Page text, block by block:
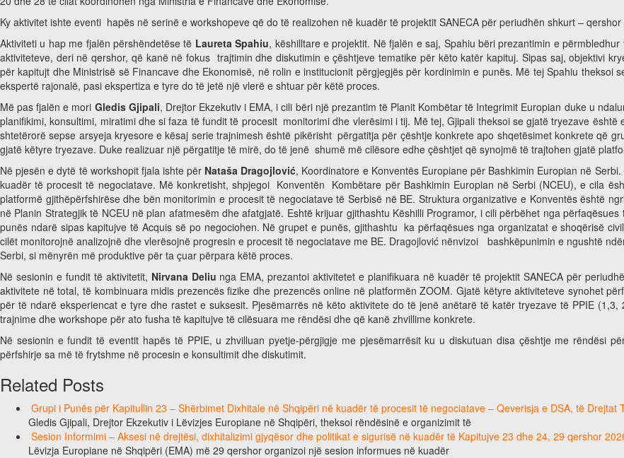
Ky aktivitet ishte eventi hapës në serinë e workshopeve që do të realizohen në kuadër të projektit SANECA për periudhën shkurt – qershor
Aktiviteti u hap me fjalën përshëndetëse të Laureta Spahiu, këshilltare e projektit. Në fjalën e saj, Spahiu bëri prezantimin e
aktiviteteve, deri në qershor, që kanë në fokus trajtimin dhe diskutimin e çështjeve tematike për këto katër kapituj. Sipas saj, objektivi
për kapitujt dhe Ministrisë së Financave dhe Ekonomisë, në rolin e institucionit përgjegjës për kordinimin e punës. Më tej Spahiu
ekspertë rajonalë, pasi ekspertiza e tyre do të jetë një vlerë e shtuar për këtë proces.
Më pas fjalën e mori Gledis Gjipali, Drejtor Ekzekutiv i EMA, i cili bëri një prezantim të Planit Kombëtar të Integrimit Europian duke u
planifikimi, konsultimi, miratimi dhe si faza të fundit të procesit monitorimi dhe vlerësimi i tij. Më tej, Gjipali theksoi se gjatë tryezave
shtetërorë sepse arsyeja kryesore e kësaj serie trajnimesh është pikërisht përgatitja për çështje konkrete apo shqetësimet konkrete që
gjatë këtyre tryezave. Duke realizuar një përgatitje të mirë, do të jenë shumë më cilësore edhe çështjet që synojmë të trajtohen gjatë
Në pjesën e dytë të workshopit fjala ishte për Nataša Dragojlović, Koordinatore e Konventës Europiane për Bashkimin Europian në
kuadër të procesit të negociatave. Më konkretisht, shpjegoi Konventën Kombëtare për Bashkimin Europian në Serbi (NCEU), e cila
platformë gjithëpërfshirëse dhe bën monitorimin e procesit të negociatave të Serbisë në BE. Struktura organizative e Konventës është
në Planin Strategjik të NCEU në plan afatmesëm dhe afatgjatë. Eshtë krijuar gjithashtu Këshilli Programor, i cili përbëhet nga
punës ndarë sipas kapitujve të Acquis së po negociohen. Në grupet e punës, gjithashtu ka përfaqësues nga organizatat e shoqërisë
cilët monitorojnë analizojnë dhe vlerësojnë progresin e procesit të negociatave me BE. Dragojlović nënvizoi bashkëpunimin e ngushtë
Serbi, si mënyrën më produktive për ta çuar përpara këtë proces.
Në sesionin e fundit të aktivitetit, Nirvana Deliu nga EMA, prezantoi aktivitetet e planifikuara në kuadër të projektit SANECA për
aktivitete në total, të kombinuara midis prezencës fizike dhe prezencës online në platformën ZOOM. Gjatë këtyre aktiviteteve synohet
për të ndarë eksperiencat e tyre dhe rastet e suksesit. Pjesëmarrës në këto aktivitete do të jenë anëtarë të katër tryezave të PPIE
trajnime dhe workshope për ato fusha të kapitujve të cilësuara me rëndësi dhe që kanë zhvillime konkrete.
Në sesionin e fundit të eventit hapës të PPIE, u zhvilluan pyetje-përgjigje me pjesëmarrësitku u diskutuan disa çështje me rëndësi
përfshirje sa më të frytshme në procesin e konsultimit dhe diskutimit.
Related Posts
Grupi i Punës për Kapitullin 23 – Shërbimet Dixhitale në Shqipëri në kuadër të procesit të negociatave – Qeverisja e DSA, të
Gledis Gjipali, Drejtor Ekzekutiv i Lëvizjes Europiane në Shqipëri, theksoi rëndësinë e organizimit të
Sesion Informimi – Aksesi në drejtësi, dixhitalizimi gjyqësor dhe politikat e sigurisë në kuadër të Kapitujve 23 dhe 24, 29 qershor
Lëvizja Europiane në Shqipëri (EMA) më 29 qershor organizoi një sesion informues në kuadër